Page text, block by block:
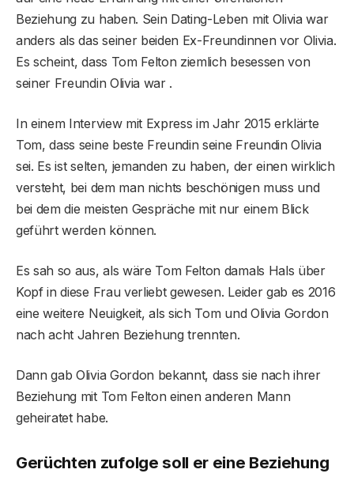
Beziehung zu haben. Sein Dating-Leben mit Olivia war
anders als das seiner beiden Ex-Freundinnen vor Olivia.
Es scheint, dass Tom Felton ziemlich besessen von
seiner Freundin Olivia war .
In einem Interview mit Express im Jahr 2015 erklärte
Tom, dass seine beste Freundin seine Freundin Olivia
sei. Es ist selten, jemanden zu haben, der einen wirklich
versteht, bei dem man nichts beschönigen muss und
bei dem die meisten Gespräche mit nur einem Blick
geführt werden können.
Es sah so aus, als wäre Tom Felton damals Hals über
Kopf in diese Frau verliebt gewesen. Leider gab es 2016
eine weitere Neuigkeit, als sich Tom und Olivia Gordon
nach acht Jahren Beziehung trennten.
Dann gab Olivia Gordon bekannt, dass sie nach ihrer
Beziehung mit Tom Felton einen anderen Mann
geheiratet habe.
Gerüchten zufolge soll er eine Beziehung